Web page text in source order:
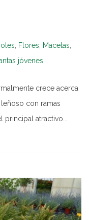
Flores Macetas
jóvenes
crece acerca
con ramas
atractivo...